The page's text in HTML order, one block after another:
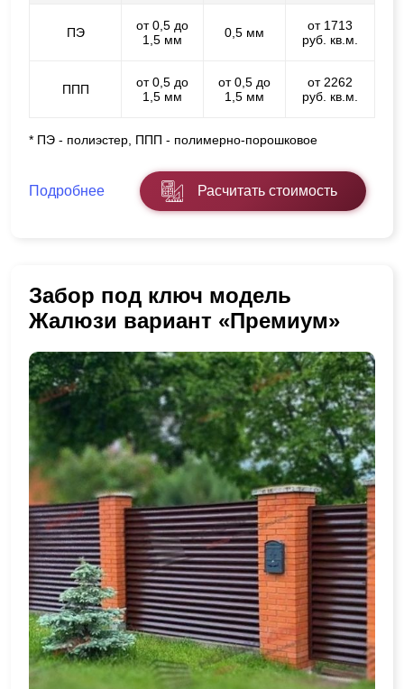
ПЭ
от 0,5 до
1,5 мм
0,5 мм
от 1713
руб. кв.м.
ППП
от 0,5 до
1,5 мм
от 0,5 до
1,5 мм
от 2262
руб. кв.м.
* ПЭ - полиэстер, ППП - полимерно-порошковое
Подробнее Расчитать стоимость
Забор под ключ модель
Жалюзи вариант «Премиум»